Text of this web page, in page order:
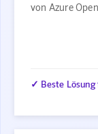
von Azure
✓ Beste